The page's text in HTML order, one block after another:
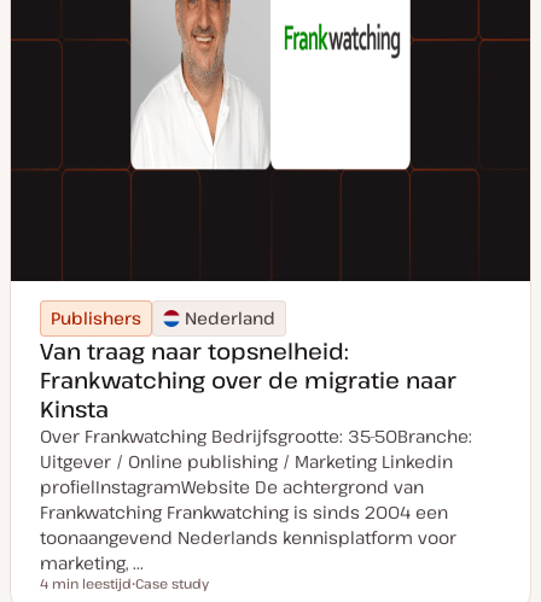
Publishers Nederland
Van traag naar topsnelheid:
Frankwatching over de migratie naar
Kinsta
Over Frankwatching Bedrijfsgrootte: 35-50Branche:
Uitgever / Online publishing / Marketing Linkedin
profielInstagramWebsite De achtergrond van
Frankwatching Frankwatching is sinds 2004 een
toonaangevend Nederlands kennisplatform voor
marketing, ...
Leestijd
4 min leestijd Case study